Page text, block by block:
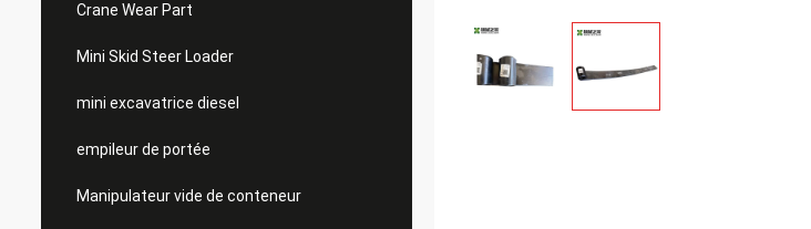
Crane Wear Part
Mini Skid Steer Loader
mini excavatrice diesel
empileur de portée
Manipulateur vide de conteneur